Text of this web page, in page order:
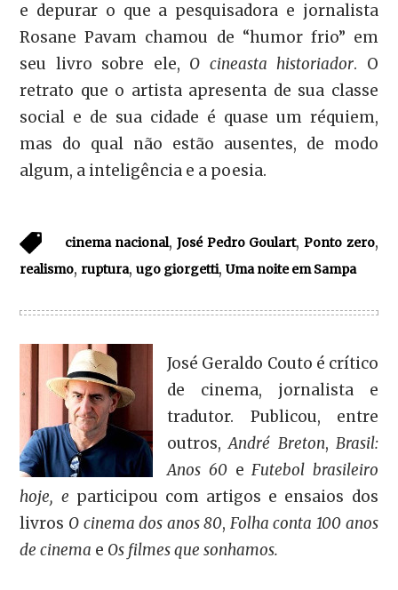
e depurar o que a pesquisadora e jornalista
Rosane Pavam chamou de “humor frio” em
seu livro sobre ele, O cineasta historiador. O
retrato que o artista apresenta de sua classe
social e de sua cidade é quase um réquiem,
mas do qual não estão ausentes, de modo
algum, a inteligência e a poesia.
cinema nacional,José Pedro Goulart,Ponto zero,
realismo, ruptura,ugo giorgetti,Uma noite em Sampa
José Geraldo Couto é crítico
de cinema, jornalista e
tradutor. Publicou, entre
outros,André Breton, Brasil:
Anos 60eFutebol brasileiro
hoje, e participou com artigos e ensaios dos
livros O cinema dos anos 80, Folha conta 100 anos
de cinema e Os filmes que sonhamos.